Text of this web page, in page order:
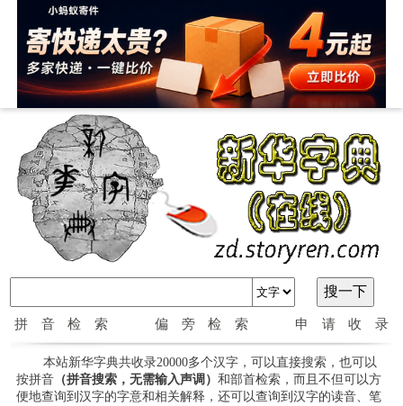
拼音检索 偏旁检索 申请收录
本站新华字典共收录20000多个汉字，可以直接搜索，也可以
按拼音（拼音搜索，无需输入声调） 和部首检索，而且不但可以方
便地查询到汉字的字意和相关解释，还可以查询到汉字的读音、笔